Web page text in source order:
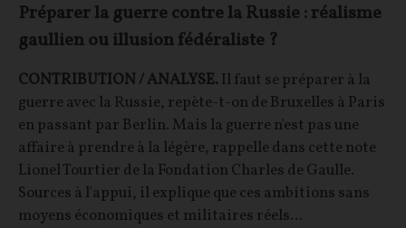
Préparer la guerre contre la Russie : réalisme
gaullien ou illusion fédéraliste ?
CONTRIBUTION / ANALYSE.Il faut se préparer à la
guerre avec la Russie, repète-t-on de Bruxelles à Paris
en passant par Berlin. Mais la guerre n'est pas une
affaire à prendre à la légère, rappelle dans cette note
Lionel Tourtier de la Fondation Charles de Gaulle.
Sources à l'appui, il explique que ces ambitions sans
moyens économiques et militaires réels...